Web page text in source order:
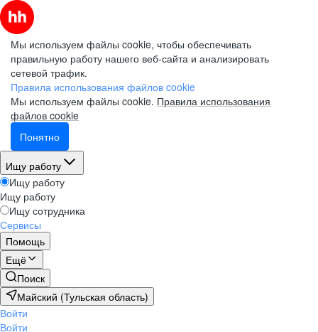
Мы используем файлы cookie, чтобы обеспечивать
правильную работу нашего веб-сайта и анализировать
сетевой трафик.
Правила использования файлов cookie
Мы используем файлы cookie. Правила использования
файлов cookie
Понятно
Ищу работу
Ищу работу
Ищу работу
Ищу сотрудника
Сервисы
Помощь
Ещё
Поиск
Майский (Тульская область)
Войти
Войти